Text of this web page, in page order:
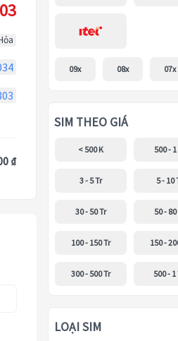
₫
09x 08x 07x
SIM THEO GIÁ
< 500 K 500 -
3 - 5 Tr 5 - 10
30 - 50 Tr 50 -
100 - 150 Tr 150 -
300 - 500 Tr 500 - 1
LOẠI SIM